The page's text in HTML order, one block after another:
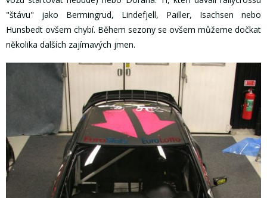
"štávu" jako Bermingrud, Lindefjell, Pailler, Isachsen nebo
Hunsbedt ovšem chybí. Během sezony se ovšem můžeme dočkat
několika dalších zajímavých jmen.